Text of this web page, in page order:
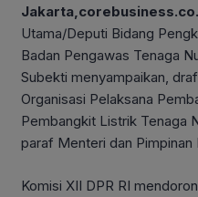
Utama/Deputi Bidang
Badan Pengawas Tenaga
Subekti menyampaikan,
Organisasi Pelaksana
Pembangkit Listrik Tenaga
paraf Menteri dan Pimpinan
Komisi XII DPR RI